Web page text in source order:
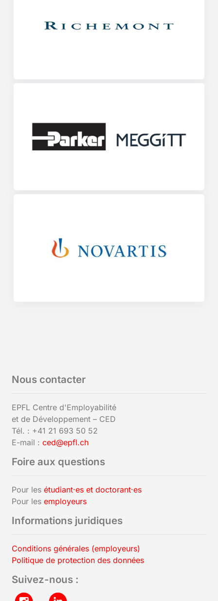
Nous contacter
EPFL Centre d'Employabilité
et de Développement – CED
Tél. : +41 21 693 50 52
E-mail : ced@epfl.ch
Foire aux questions
Pour les étudiant·es et doctorant·es
Pour les employeurs
Informations juridiques
Conditions générales (employeurs)
Politique de protection des données
Suivez-nous :